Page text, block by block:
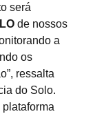
será
de nossos
a
os
ressalta
do Solo.